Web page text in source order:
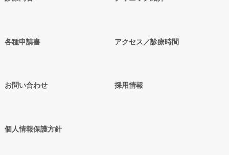
各種申請書 アクセス／診療時間
お問い合わせ 採用情報
個人情報保護方針